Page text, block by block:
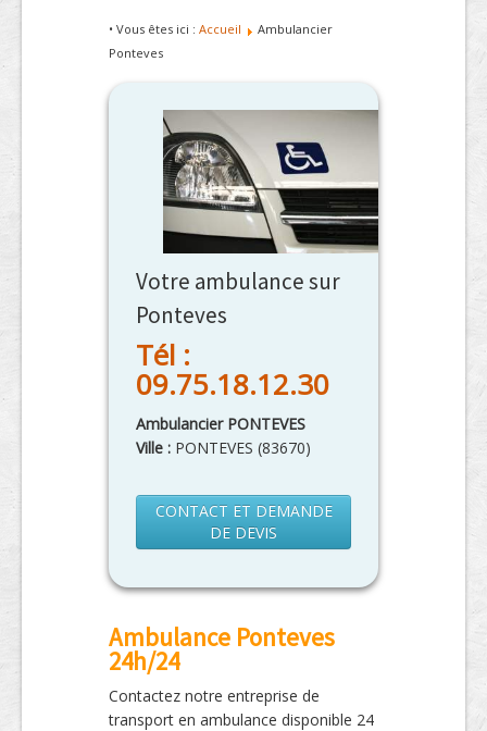
• Vous êtes ici : Accueil
Ambulancier
Ponteves
Votre ambulance sur
Ponteves
Tél :
09.75.18.12.30
Ambulancier PONTEVES
Ville : PONTEVES (83670)
CONTACT ET DEMANDE
DE DEVIS
Ambulance Ponteves
24h/24
Contactez notre entreprise de
transport en ambulance disponible 24